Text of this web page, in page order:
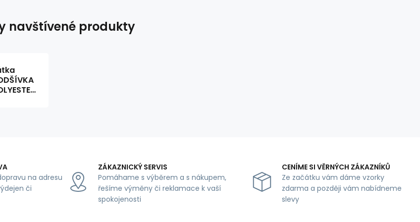
navštívené produkty
na adresu
či
ZÁKAZNICKÝ SERVIS
Pomáhame s výběrem a s nákupem,
řešíme výměny či reklamace k vaší
spokojenosti
CENÍME SI VĚRNÝCH ZÁKAZNÍKŮ
Ze začátku vám dáme vzorky
zdarma a později vám nabídneme
slevy